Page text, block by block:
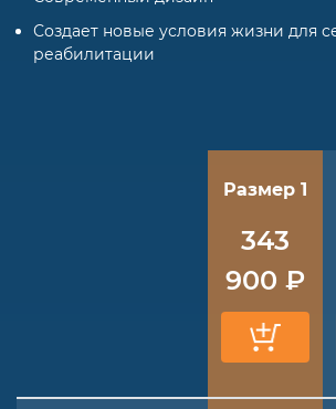
Создает новые условия жизни для
реабилитации
Размер 1
343
900 ₽